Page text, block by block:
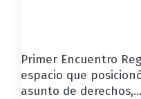
Primer Encuentro
espacio que
asunto de derechos,...